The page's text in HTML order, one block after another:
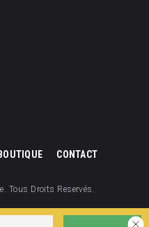
BOUTIQUE CONTACT
Tous Droits Reservés.
de Focus Cameroun.